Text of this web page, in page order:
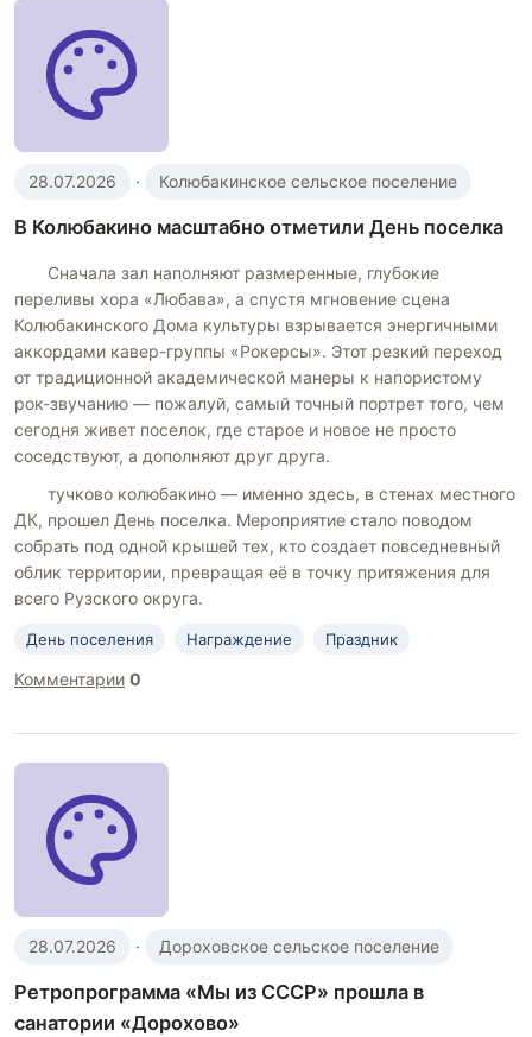
28.07.2026 · Колюбакинское сельское поселение
В Колюбакино масштабно отметили День поселка
Сначала зал наполняют размеренные, глубокие
переливы хора «Любава», а спустя мгновение сцена
Колюбакинского Дома культуры взрывается энергичными
аккордами кавер-группы «Рокерсы». Этот резкий переход
от традиционной академической манеры к напористому
рок-звучанию — пожалуй, самый точный портрет того, чем
сегодня живет поселок, где старое и новое не просто
соседствуют, а дополняют друг друга.
тучково колюбакино — именно здесь, в стенах местного
ДК, прошел День поселка. Мероприятие стало поводом
собрать под одной крышей тех, кто создает повседневный
облик территории, превращая её в точку притяжения для
всего Рузского округа.
День поселения Награждение Праздник
Комментарии 0
28.07.2026 · Дороховское сельское поселение
Ретропрограмма «Мы из СССР» прошла в
санатории «Дорохово»